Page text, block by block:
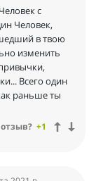
с
Человек,
в твою
изменить
Всего один
раньше ты
+1